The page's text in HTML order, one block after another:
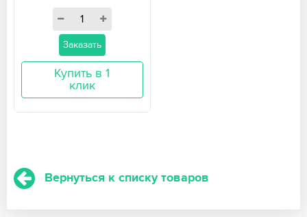
Заказать
Купить в 1
клик
Вернуться к списку товаров